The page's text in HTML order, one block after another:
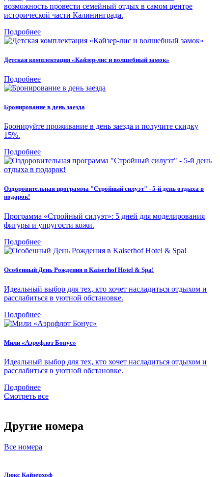
возможность провести семейный отдых в самом центре
исторической части Калининграда.
Подробнее
Детская комплектация «Кайзер-лис и волшебный замок»
Подробнее
Бронирование в день заезда
Бронируйте проживание в день заезда и получите скидку
15%.
Подробнее
Оздоровительная программа "Стройный силуэт" - 5-й день отдыха в
подарок!
Программа «Стройный силуэт»: 5 дней для моделирования
фигуры и упругости кожи.
Подробнее
Особенный День Рождения в Kaiserhof Hotel & Spa!
Идеальный выбор для тех, кто хочет насладиться отдыхом и
расслабиться в уютной обстановке.
Подробнее
Мили «Аэрофлот Бонус»
Идеальный выбор для тех, кто хочет насладиться отдыхом и
расслабиться в уютной обстановке.
Подробнее
Смотреть все
Другие номера
Все номера
Люкс Кайзерхоф